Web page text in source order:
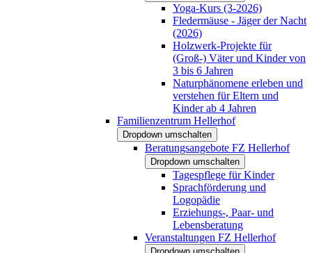
Yoga-Kurs (3-2026)
Fledermäuse - Jäger der Nacht
(2026)
Holzwerk-Projekte für
(Groß-) Väter und Kinder von
3 bis 6 Jahren
Naturphänomene erleben und
verstehen für Eltern und
Kinder ab 4 Jahren
Familienzentrum Hellerhof
Dropdown umschalten
Beratungsangebote FZ Hellerhof
Dropdown umschalten
Tagespflege für Kinder
Sprachförderung und
Logopädie
Erziehungs-, Paar- und
Lebensberatung
Veranstaltungen FZ Hellerhof